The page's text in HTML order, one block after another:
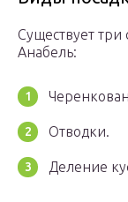
Существует
Анабель:
Отводки.
Деление